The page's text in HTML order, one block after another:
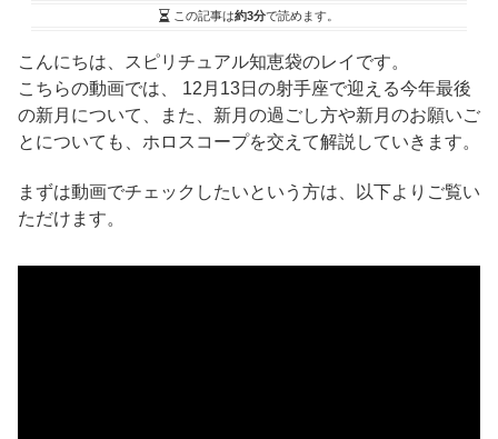
この記事は約3分で読めます。
こんにちは、スピリチュアル知恵袋のレイです。
こちらの動画では、 12月13日の射手座で迎える今年最後
の新月について、また、新月の過ごし方や新月のお願いご
とについても、ホロスコープを交えて解説していきます。
まずは動画でチェックしたいという方は、以下よりご覧い
ただけます。